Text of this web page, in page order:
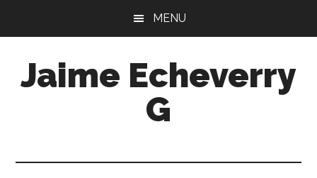
content
sidebar
MENU
Jaime Echeverry
G